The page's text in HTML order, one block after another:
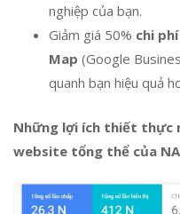
nghiệp của bạn.
Giảm giá 50% chi
Map (Google
quanh bạn hiệu quả
Những lợi ích thiết thực
website tổng thể của